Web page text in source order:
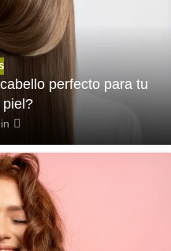
perfecto para tu